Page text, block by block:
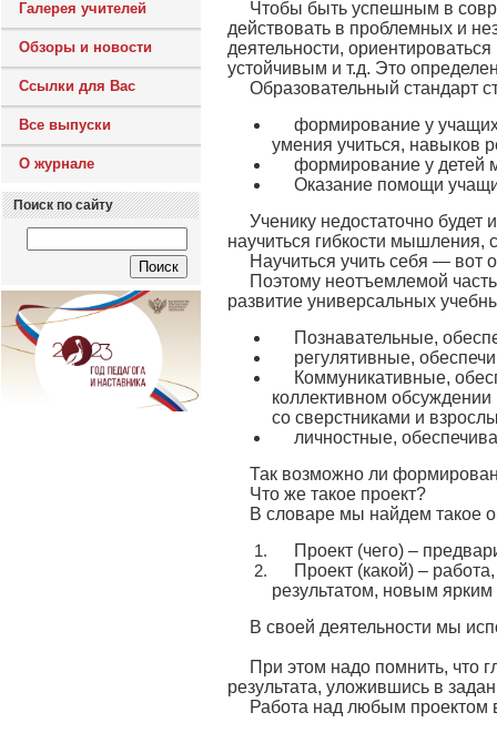
Галерея учителей
Обзоры и новости
Ссылки для Вас
Все выпуски
О журнале
Поиск по сайту
Чтобы быть успешным в
действовать в проблемных и
деятельности,
устойчивым и т.д. Это
Образовательный стандарт
формирование у
умения учиться, навыков
формирование у детей
Оказание помощи
Ученику недостаточно будет
научиться гибкости
Научиться учить себя — вот
Поэтому неотъемлемой
развитие универсальных
Познавательные,
регулятивные,
Коммуникативные,
коллективном обсуждении
со сверстниками и
личностные,
Так возможно ли
Что же такое проект?
В словаре мы найдем такое
Проект (чего) –
Проект (какой) –
результатом, новым
В своей деятельности мы
При этом надо помнить, что
результата, уложившись в
Работа над любым проектом